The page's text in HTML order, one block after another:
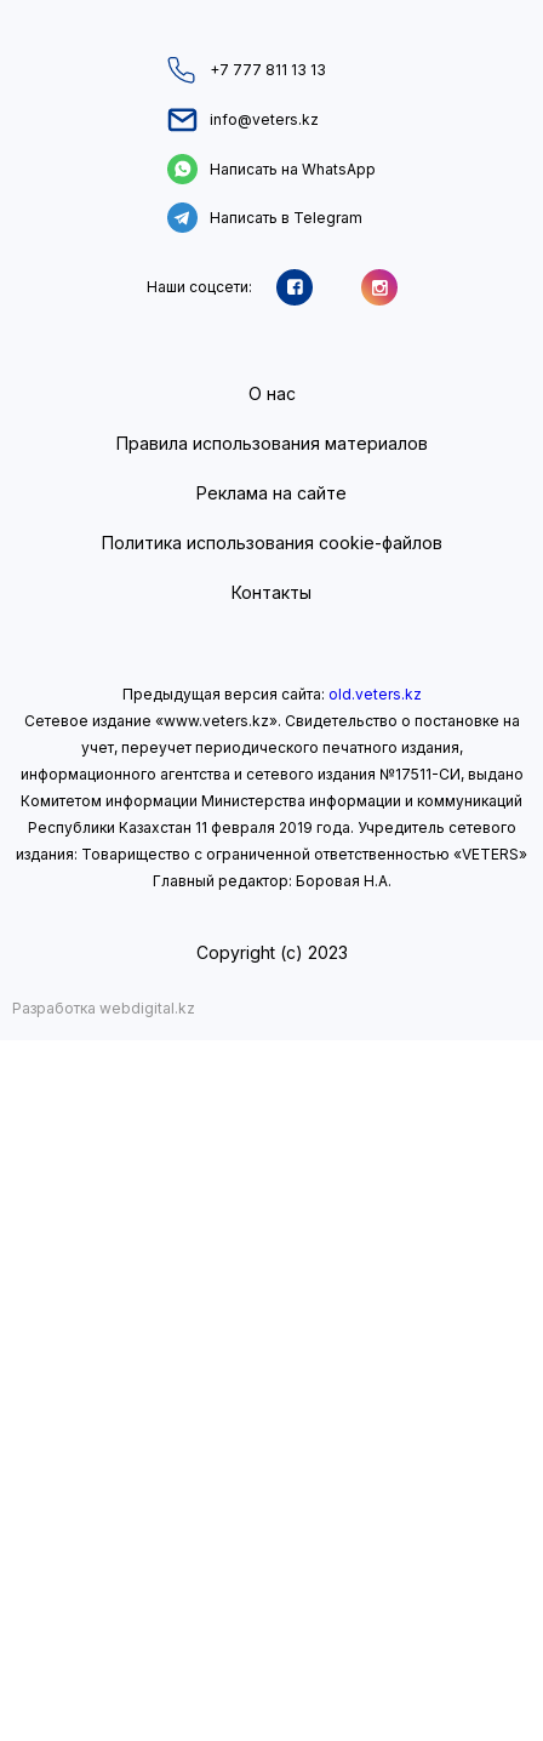
+7 777 811 13 13
info@veters.kz
Написать на WhatsApp
Написать в Telegram
Наши соцсети:
О нас
Правила использования материалов
Реклама на сайте
Политика использования cookie-файлов
Контакты
Предыдущая версия сайта: old.veters.kz
Сетевое издание «www.veters.kz». Свидетельство о постановке на
учет, переучет периодического печатного издания,
информационного агентства и сетевого издания №17511-СИ, выдано
Комитетом информации Министерства информации и коммуникаций
Республики Казахстан 11 февраля 2019 года. Учредитель сетевого
издания: Товарищество с ограниченной ответственностью «VETERS»
Главный редактор: Боровая Н.А.
Copyright (с) 2023
Разработка webdigital.kz